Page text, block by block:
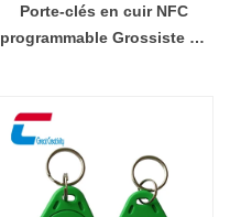
Porte-clés en cuir NFC
programmable Grossiste de